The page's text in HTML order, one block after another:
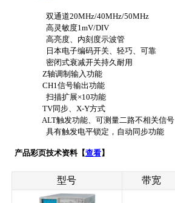
双通道20MHz/40MHz/50MHz
高灵敏度1mV/DIV
高亮度、内刻度示波管
日本电子编码开关、轻巧、可靠
密闭式衰减开关持久耐用
Z轴调制输入功能
CH1信号输出功能
扫描扩展×10功能
TV同步、 X-Y方式
ALT触发功能、可测量二路不相关信号
具有触发电平锁定，自动同步功能
产品彩页技术资料【查看】
型号 带宽